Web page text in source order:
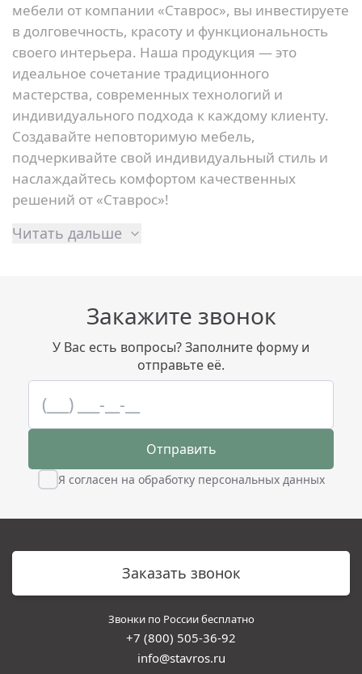
мебели от компании «Ставрос», вы инвестируете
в долговечность, красоту и функциональность
своего интерьера. Наша продукция — это
идеальное сочетание традиционного
мастерства, современных технологий и
индивидуального подхода к каждому клиенту.
Создавайте неповторимую мебель,
подчеркивайте свой индивидуальный стиль и
наслаждайтесь комфортом качественных
решений от «Ставрос»!
Читать дальше
Закажите звонок
У Вас есть вопросы? Заполните форму и
отправьте её.
Отправить
Я согласен на обработку персональных данных
Заказать звонок
Звонки по России бесплатно
+7 (800) 505-36-92
info@stavros.ru